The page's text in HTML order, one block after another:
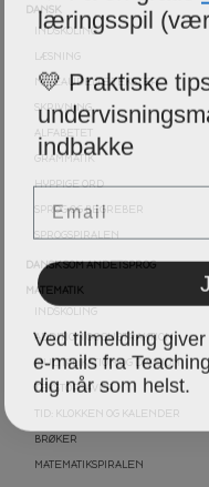
DANSK
INDSKOLING
LÆSNING
NIVEAUDELTE TEKSTER
SKRIVNING
ALFABETET
GRAMMATIK
HYPPIGE ORD
SPROG OG BEGREBER
SPROGSPIRALEN
DANSK SOM ANDETSPROG
MATEMATIK
INDSKOLING
ADDITION OG SUBTRAKTION
MULTIPLIKATION OG DIVISION
TEKSTOPGAVER
TID: KLOKKEN OG KALENDER
BRØKER
MATEMATIKSPIRALEN
læringsspil
💛 Praktiske
indbakke
Email
Ved tilmelding
e-mails fra
dig når som helst.